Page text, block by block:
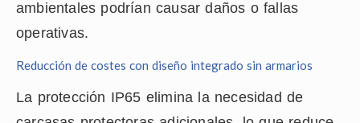
ambientales podrían causar daños o fallas
operativas.
Reducción de costes con diseño integrado sin armarios
La protección IP65 elimina la necesidad de